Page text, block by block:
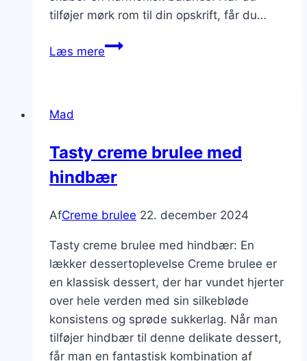
tilføjer mørk rom til din opskrift, får du…
Læs mereMørk
brulee
opskrift
Mad
Tasty creme brulee med
hindbær
AfCreme brulee 22. december 2024
Tasty creme brulee med hindbær: En
lækker dessertoplevelse Creme brulee er
en klassisk dessert, der har vundet hjerter
over hele verden med sin silkebløde
konsistens og sprøde sukkerlag. Når man
tilføjer hindbær til denne delikate dessert,
får man en fantastisk kombination af